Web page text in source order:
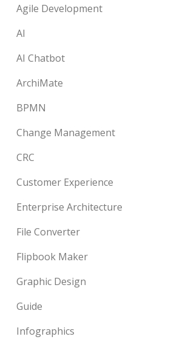
Agile Development
AI
AI Chatbot
ArchiMate
BPMN
Change Management
CRC
Customer Experience
Enterprise Architecture
File Converter
Flipbook Maker
Graphic Design
Guide
Infographics